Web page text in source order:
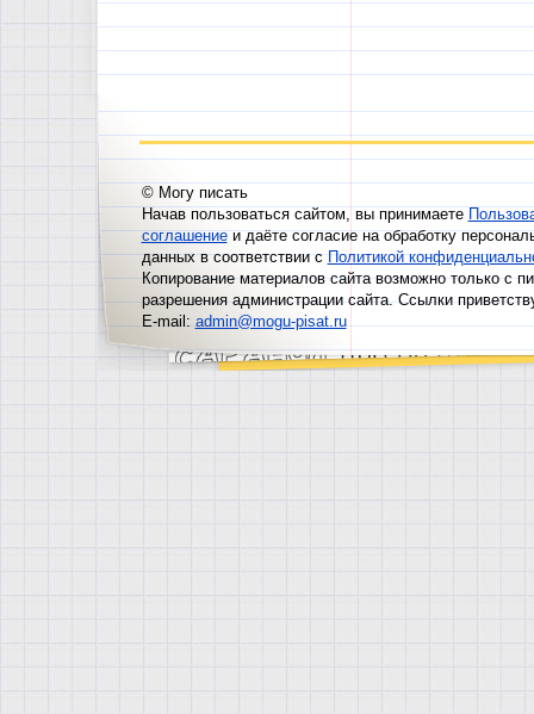
© Могу писать
Начав пользоваться сайтом, вы принимаете
соглашениеи даёте согласие на обработку
данных в соответствии сПолитикой
Копирование материалов сайта возможно только с
разрешения администрации сайта. Ссылки
E-mail:admin@mogu-pisat.ru